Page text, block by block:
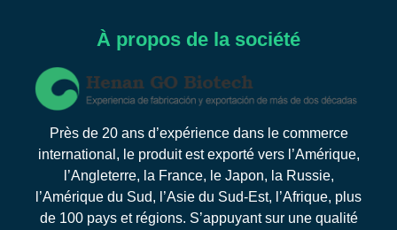
À propos de la société
Près de 20 ans d’expérience dans le commerce
international, le produit est exporté vers l’Amérique,
l’Angleterre, la France, le Japon, la Russie,
l’Amérique du Sud, l’Asie du Sud-Est, l’Afrique, plus
de 100 pays et régions. S’appuyant sur une qualité